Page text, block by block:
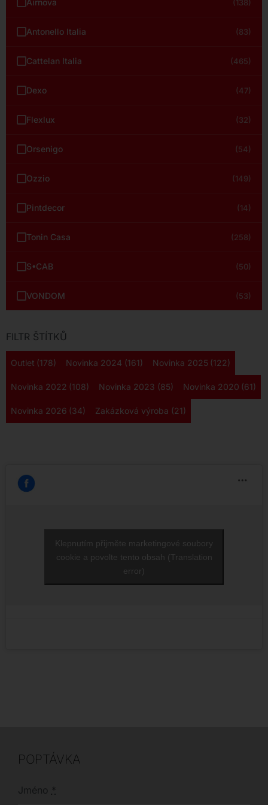
Airnova (138)
Antonello Italia (83)
Cattelan Italia (465)
Dexo (47)
Flexlux (32)
Orsenigo (54)
Ozzio (149)
Pintdecor (14)
Tonin Casa (258)
S•CAB (50)
VONDOM (53)
FILTR ŠTÍTKŮ
Outlet (178) Novinka 2024 (161) Novinka 2025 (122)
Novinka 2022 (108) Novinka 2023 (85) Novinka 2020 (61)
Novinka 2026 (34) Zakázková výroba (21)
Klepnutím přijměte marketingové soubory
cookie a povolte tento obsah (Translation
error)
POPTÁVKA
Jméno *